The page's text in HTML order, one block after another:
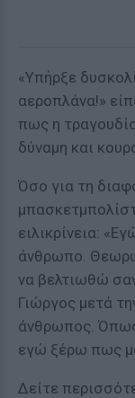
«Υπήρξε
αεροπλάνα!»
πως η
δύναμη και
Όσο για τη
ειλικρίνεια:
άνθρωπο.
να βελτιωθώ
Γιώργος μετά
άνθρωπος. Όπως
εγώ ξέρω πως
Δείτε